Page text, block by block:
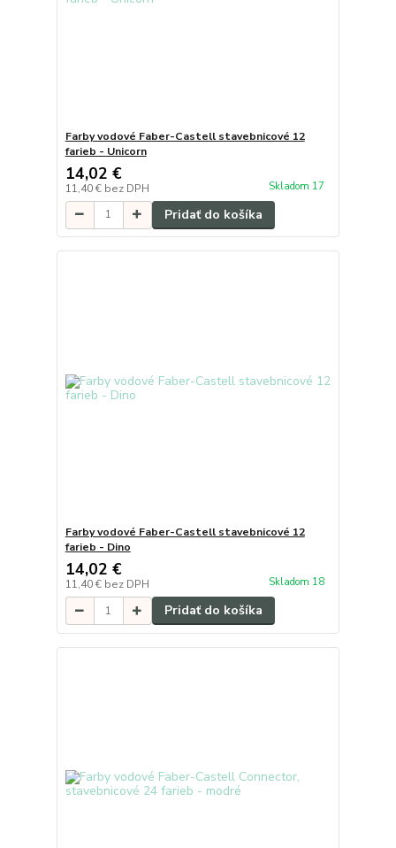
Farby vodové Faber-Castell stavebnicové 12
farieb - Unicorn
14,02 €
11,40 € bez DPH Skladom 17
Pridať do košíka
Farby vodové Faber-Castell stavebnicové 12
farieb - Dino
14,02 €
11,40 € bez DPH Skladom 18
Pridať do košíka